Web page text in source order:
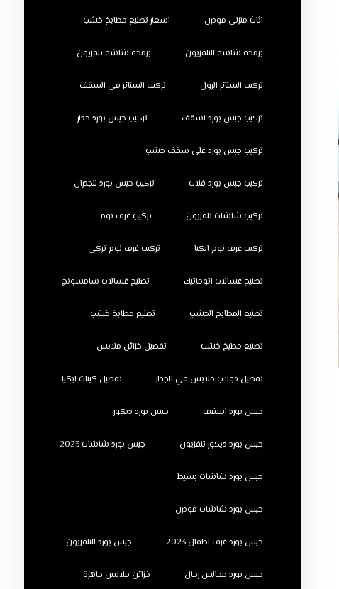
اثاث منزلي مودرن اسعار تصنيع مطابخ خشب
برمجة شاشة التلفزيون برمجة شاشة تلفزيون
تركيب الستائر الرول تركيب الستائر في السقف
تركيب جبس بورد اسقف تركيب جبس بورد جدار
تركيب جبس بورد على سقف خشب
تركيب جبس بورد فلات تركيب جبس بورد للجدران
تركيب شاشات تلفزيون تركيب غرف نوم
تركيب غرف نوم ايكيا تركيب غرف نوم تركي
تصليح غسالات اتوماتيك تصليح غسالات سامسونج
تصنيع المطابخ الخشب تصنيع مطابخ خشب
تصنيع مطبخ خشب تفصيل خزائن ملابس
تفصيل دولاب ملابس في الجدار تفصيل كبتات ايكيا
جبس بورد اسقف جبس بورد ديكور
جبس بورد ديكور تلفزيون جبس بورد شاشات 2023
جبس بورد شاشات بسيط
جبس بورد شاشات مودرن
جبس بورد غرف اطفال 2023 جبس بورد للتلفزيون
جبس بورد مجالس رجال خزائن ملابس جاهزة